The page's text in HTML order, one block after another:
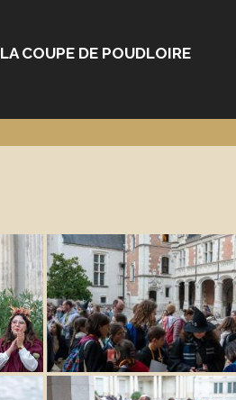
LA COUPE DE POUDLOIRE